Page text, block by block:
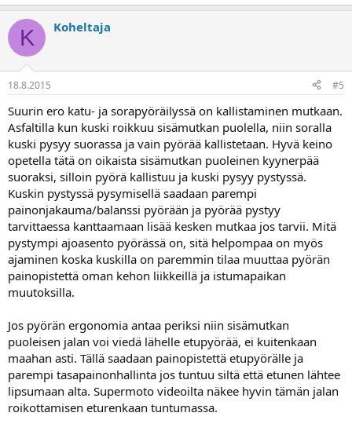
K Koheltaja
18.8.2015 #5
Suurin ero katu- ja sorapyöräilyssä on kallistaminen mutkaan.
Asfaltilla kun kuski roikkuu sisämutkan puolella, niin soralla
kuski pysyy suorassa ja vain pyörää kallistetaan. Hyvä keino
opetella tätä on oikaista sisämutkan puoleinen kyynerpää
suoraksi, silloin pyörä kallistuu ja kuski pysyy pystyssä.
Kuskin pystyssä pysymisellä saadaan parempi
painonjakauma/balanssi pyörään ja pyörää pystyy
tarvittaessa kanttaamaan lisää kesken mutkaa jos tarvii. Mitä
pystympi ajoasento pyörässä on, sitä helpompaa on myös
ajaminen koska kuskilla on paremmin tilaa muuttaa pyörän
painopistettä oman kehon liikkeillä ja istumapaikan
muutoksilla.
Jos pyörän ergonomia antaa periksi niin sisämutkan
puoleisen jalan voi viedä lähelle etupyörää, ei kuitenkaan
maahan asti. Tällä saadaan painopistettä etupyörälle ja
parempi tasapainonhallinta jos tuntuu siltä että etunen lähtee
lipsumaan alta. Supermoto videoilta näkee hyvin tämän jalan
roikottamisen eturenkaan tuntumassa.